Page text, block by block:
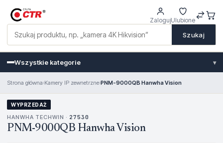
Szukaj
ZalogujUlubione
Wszystkie kategorie ▾
Strona główna›Kamery IP zewnetrzne›PNM-9000QB Hanwha Vision
WYPRZEDAŻ
HANWHA TECHWIN · 27530
PNM-9000QB Hanwha Vision